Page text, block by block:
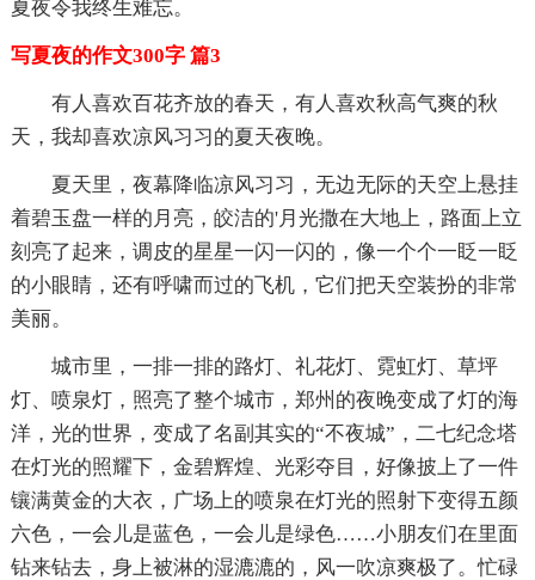
夏夜令我终生难忘。
写夏夜的作文300字 篇3
有人喜欢百花齐放的春天，有人喜欢秋高气爽的秋
天，我却喜欢凉风习习的夏天夜晚。
夏天里，夜幕降临凉风习习，无边无际的天空上悬挂
着碧玉盘一样的月亮，皎洁的'月光撒在大地上，路面上立
刻亮了起来，调皮的星星一闪一闪的，像一个个一眨一眨
的小眼睛，还有呼啸而过的飞机，它们把天空装扮的非常
美丽。
城市里，一排一排的路灯、礼花灯、霓虹灯、草坪
灯、喷泉灯，照亮了整个城市，郑州的夜晚变成了灯的海
洋，光的世界，变成了名副其实的“不夜城”，二七纪念塔
在灯光的照耀下，金碧辉煌、光彩夺目，好像披上了一件
镶满黄金的大衣，广场上的喷泉在灯光的照射下变得五颜
六色，一会儿是蓝色，一会儿是绿色……小朋友们在里面
钻来钻去，身上被淋的湿漉漉的，风一吹凉爽极了。忙碌